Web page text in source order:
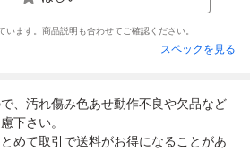
ます。商品説明も合わせてご確認ください。
スペックを見る
、汚れ傷み色あせ動作不良や欠品など
下さい。
めて取引で送料がお得になることがあ